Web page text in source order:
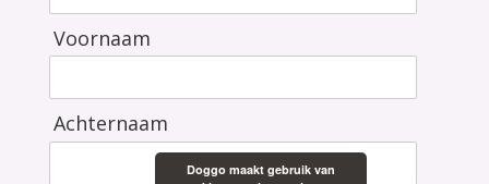
Voornaam
Achternaam
Doggo maakt gebruik van